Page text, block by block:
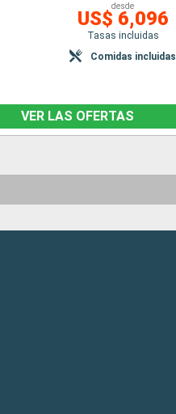
desde
US$ 6,096
Tasas incluidas
Comidas incluidas
VER LAS OFERTAS